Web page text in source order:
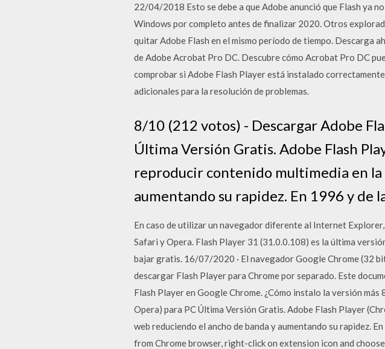
22/04/2018 Esto se debe a que Adobe anunció que Flash ya
Windows por completo antes de finalizar 2020. Otros
quitar Adobe Flash en el mismo período de tiempo. Descarga
de Adobe Acrobat Pro DC. Descubre cómo Acrobat Pro DC
comprobar si Adobe Flash Player está instalado
adicionales para la resolución de problemas.
8/10 (212 votos) - Descargar Adobe
Última Versión Gratis. Adobe Flash
reproducir contenido multimedia en
aumentando su rapidez. En 1996 y de
En caso de utilizar un navegador diferente al Internet
Safari y Opera. Flash Player 31 (31.0.0.108) es la última
bajar gratis. 16/07/2020 · El navegador Google Chrome (32
descargar Flash Player para Chrome por separado. Este
Flash Player en Google Chrome. ¿Cómo instalo la versión
Opera) para PC Última Versión Gratis. Adobe Flash Player
web reduciendo el ancho de banda y aumentando su rapidez.
from Chrome browser, right-click on extension icon and